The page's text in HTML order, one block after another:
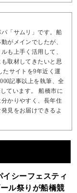
「サムリ」です。船
がメインでしたが、
も上手く活用して、
取材してきたいと思
たサイトを9年近く運
記事以上を執筆、全
ています。 船橋市に
かりやすく、長年住
見をお届けできるよ
イシーフェスティ
ル祭りが船橋競